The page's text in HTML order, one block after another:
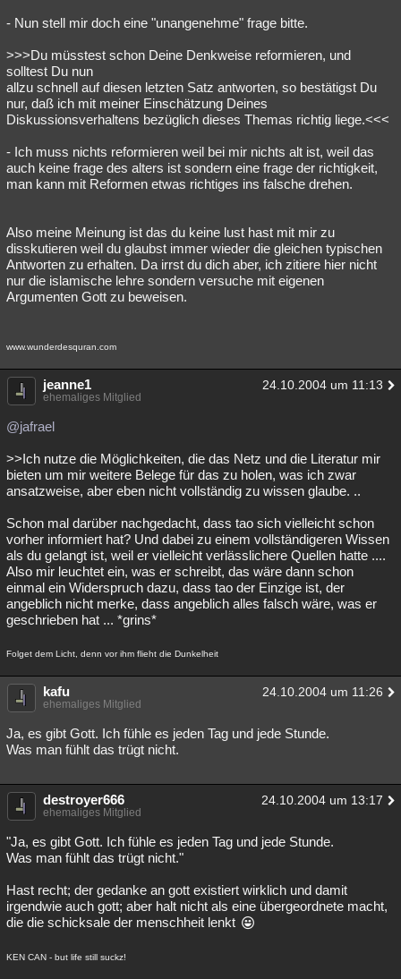
- Nun stell mir doch eine "unangenehme" frage bitte.
>>>Du müsstest schon Deine Denkweise reformieren, und
solltest Du nun
allzu schnell auf diesen letzten Satz antworten, so bestätigst Du
nur, daß ich mit meiner Einschätzung Deines
Diskussionsverhaltens bezüglich dieses Themas richtig liege.<<<
- Ich muss nichts reformieren weil bei mir nichts alt ist, weil das
auch keine frage des alters ist sondern eine frage der richtigkeit,
man kann mit Reformen etwas richtiges ins falsche drehen.
Also meine Meinung ist das du keine lust hast mit mir zu
disskutieren weil du glaubst immer wieder die gleichen typischen
Antworten zu erhalten. Da irrst du dich aber, ich zitiere hier nicht
nur die islamische lehre sondern versuche mit eigenen
Argumenten Gott zu beweisen.
www.wunderdesquran.com
jeanne1 24.10.2004 um 11:13
ehemaliges Mitglied
@jafrael
>>Ich nutze die Möglichkeiten, die das Netz und die Literatur mir
bieten um mir weitere Belege für das zu holen, was ich zwar
ansatzweise, aber eben nicht vollständig zu wissen glaube. ..
Schon mal darüber nachgedacht, dass tao sich vielleicht schon
vorher informiert hat? Und dabei zu einem vollständigeren Wissen
als du gelangt ist, weil er vielleicht verlässlichere Quellen hatte ....
Also mir leuchtet ein, was er schreibt, das wäre dann schon
einmal ein Widerspruch dazu, dass tao der Einzige ist, der
angeblich nicht merke, dass angeblich alles falsch wäre, was er
geschrieben hat ... *grins*
Folget dem Licht, denn vor ihm flieht die Dunkelheit
kafu 24.10.2004 um 11:26
ehemaliges Mitglied
Ja, es gibt Gott. Ich fühle es jeden Tag und jede Stunde.
Was man fühlt das trügt nicht.
destroyer666 24.10.2004 um 13:17
ehemaliges Mitglied
"Ja, es gibt Gott. Ich fühle es jeden Tag und jede Stunde.
Was man fühlt das trügt nicht."
Hast recht; der gedanke an gott existiert wirklich und damit
irgendwie auch gott; aber halt nicht als eine übergeordnete macht,
die die schicksale der menschheit lenkt
KEN CAN - but life still suckz!